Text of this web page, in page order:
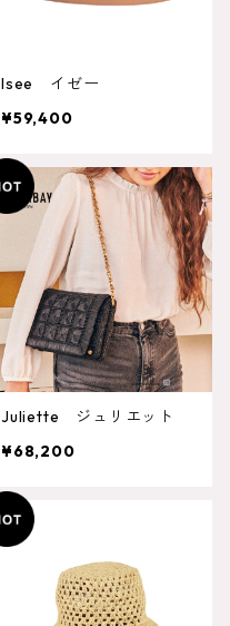
Isee イゼー
¥59,400
Juliette ジュリエット
¥68,200